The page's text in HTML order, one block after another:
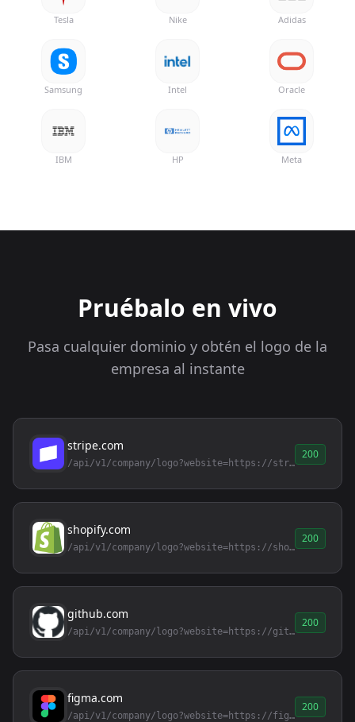
Tesla Nike Adidas
Samsung Intel Oracle
IBM HP Meta
Pruébalo en vivo
Pasa cualquier dominio y obtén el logo de la
empresa al instante
stripe.com
/api/v1/company/logo?website=https://stripe.com
200
shopify.com
/api/v1/company/logo?website=https://shopify.com
200
github.com
/api/v1/company/logo?website=https://github.com
200
figma.com
/api/v1/company/logo?website=https://figma.com
200